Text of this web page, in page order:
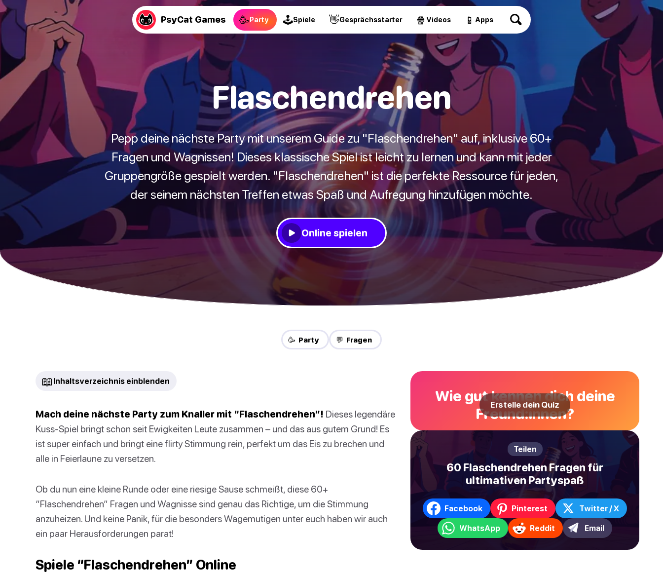
PsyCat Games 🥳Party 🕹Spiele 👋Gesprächsstarter 🍿 Videos 📱 Apps
Flaschendrehen
Pepp deine nächste Party mit unserem Guide zu "Flaschendrehen" auf, inklusive 60+
Fragen und Wagnissen! Dieses klassische Spiel ist leicht zu lernen und kann mit jeder
Gruppengröße gespielt werden. "Flaschendrehen" ist die perfekte Ressource für jeden,
der seinem nächsten Treffen etwas Spaß und Aufregung hinzufügen möchte.
Online spielen
🥳 Party 💬 Fragen
📖 Inhaltsverzeichnis einblenden
Mach deine nächste Party zum Knaller mit “Flaschendrehen”! Dieses legendäre
Kuss-Spiel bringt schon seit Ewigkeiten Leute zusammen – und das aus gutem Grund! Es
ist super einfach und bringt eine flirty Stimmung rein, perfekt um das Eis zu brechen und
alle in Feierlaune zu versetzen.
Ob du nun eine kleine Runde oder eine riesige Sause schmeißt, diese 60+
“Flaschendrehen” Fragen und Wagnisse sind genau das Richtige, um die Stimmung
anzuheizen. Und keine Panik, für die besonders Wagemutigen unter euch haben wir auch
ein paar Herausforderungen parat!
Spiele “Flaschendrehen” Online
Wie gut kennen dich deine
Freund:innen?
Erstelle dein Quiz
Teilen
60 Flaschendrehen Fragen für
ultimativen Partyspaß
Facebook Pinterest Twitter / X
WhatsApp Reddit Email